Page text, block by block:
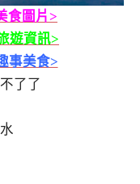
食圖片>
遊資訊>
事美食>
了了